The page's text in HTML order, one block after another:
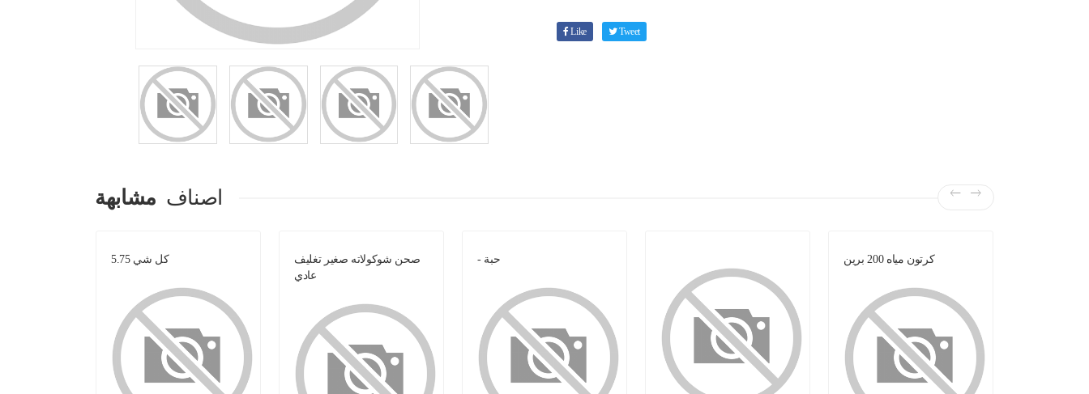
Like Tweet
اصناف مشابهة
كل شي 5.75
صحن شوكولاته صغير تغليف
عادي
- حبة كرتون مياه 200 برين